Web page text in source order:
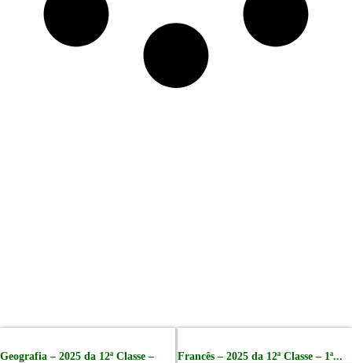
Geografia – 2025 da 12ª Classe –
Francês – 2025 da 12ª Classe – 1ª...